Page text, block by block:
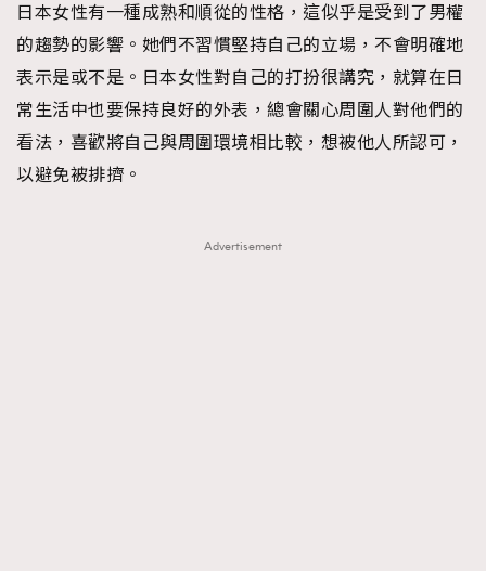
日本女性有一種成熟和順從的性格，這似乎是受到了男權
的趨勢的影響。她們不習慣堅持自己的立場，不會明確地
表示是或不是。日本女性對自己的打扮很講究，就算在日
常生活中也要保持良好的外表，總會關心周圍人對他們的
看法，喜歡將自己與周圍環境相比較，想被他人所認可，
以避免被排擠。
Advertisement